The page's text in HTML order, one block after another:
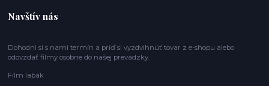
Navštív nás
Dohodni si s nami termín a príď si vyzdvihnúť tovar z e-shopu alebo
odovzdať filmy osobne do našej prevádzky.
Film labák